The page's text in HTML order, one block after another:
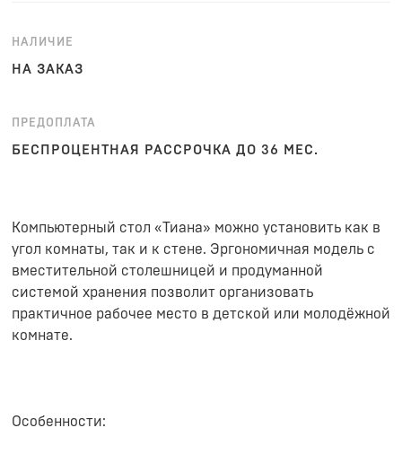
НАЛИЧИЕ
НА ЗАКАЗ
ПРЕДОПЛАТА
БЕСПРОЦЕНТНАЯ РАССРОЧКА ДО 36 МЕС.
Компьютерный стол «Тиана» можно установить как в
угол комнаты, так и к стене. Эргономичная модель с
вместительной столешницей и продуманной
системой хранения позволит организовать
практичное рабочее место в детской или молодёжной
комнате.
Особенности: